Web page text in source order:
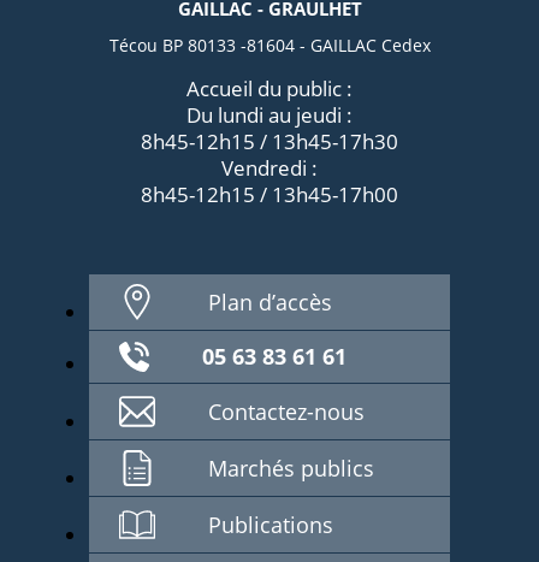
GAILLAC - GRAULHET
Técou BP 80133 -81604 - GAILLAC Cedex
Accueil du public :
Du lundi au jeudi :
8h45-12h15 / 13h45-17h30
Vendredi :
8h45-12h15 / 13h45-17h00
Plan d’accès
05 63 83 61 61
Contactez-nous
Marchés publics
Publications